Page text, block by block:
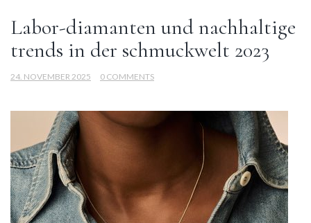
Labor-diamanten und nachhaltige
trends in der schmuckwelt 2023
24. NOVEMBER 2025 0 COMMENTS